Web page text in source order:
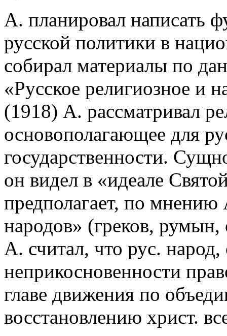
А. планировал написать
русской политики в
собирал материалы по
«Русское религиозное и
(1918) А. рассматривал
основополагающее для
государственности.
он видел в «идеале
предполагает, по
народов» (греков, румын,
А. считал, что рус.
неприкосновенности
главе движения по
восстановлению христ.